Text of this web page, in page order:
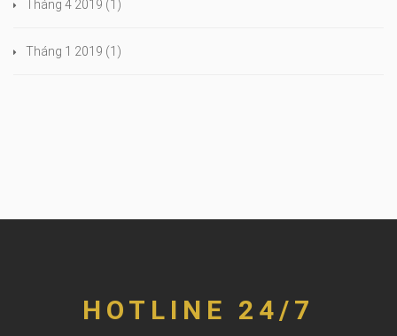
Tháng 4 2019 (1)
Tháng 1 2019 (1)
HOTLINE 24/7